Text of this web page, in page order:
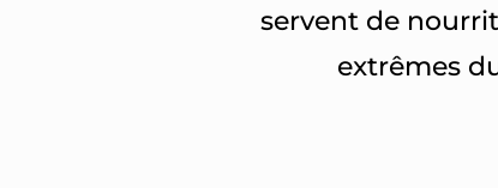
servent de
extrêmes